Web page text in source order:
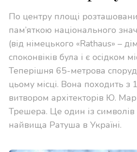
По центру площі
пам’яткою національного
(від німецького «Rathaus» –
споконвіків була і є осідком
Теперішня 65-метрова
цьому місці. Вона походить з
витвором архітекторів Ю.
Трешера. Це один із символів
найвища Ратуша в Україні.